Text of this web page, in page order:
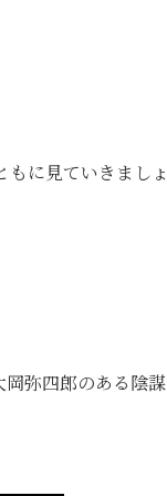
に見ていきましょ
弥四郎のある陰謀